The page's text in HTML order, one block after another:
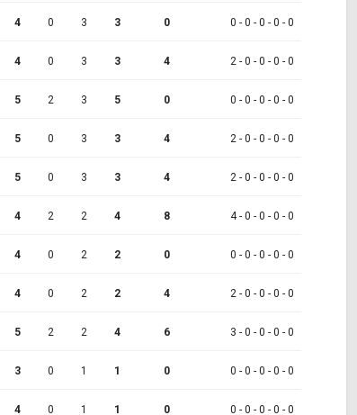
4 0 3 3 0 0 - 0 - 0 - 0 - 0
4 0 3 3 4 2 - 0 - 0 - 0 - 0
5 2 3 5 0 0 - 0 - 0 - 0 - 0
5 0 3 3 4 2 - 0 - 0 - 0 - 0
5 0 3 3 4 2 - 0 - 0 - 0 - 0
4 2 2 4 8 4 - 0 - 0 - 0 - 0
4 0 2 2 0 0 - 0 - 0 - 0 - 0
4 0 2 2 4 2 - 0 - 0 - 0 - 0
5 2 2 4 6 3 - 0 - 0 - 0 - 0
3 0 1 1 0 0 - 0 - 0 - 0 - 0
4 0 1 1 0 0 - 0 - 0 - 0 - 0